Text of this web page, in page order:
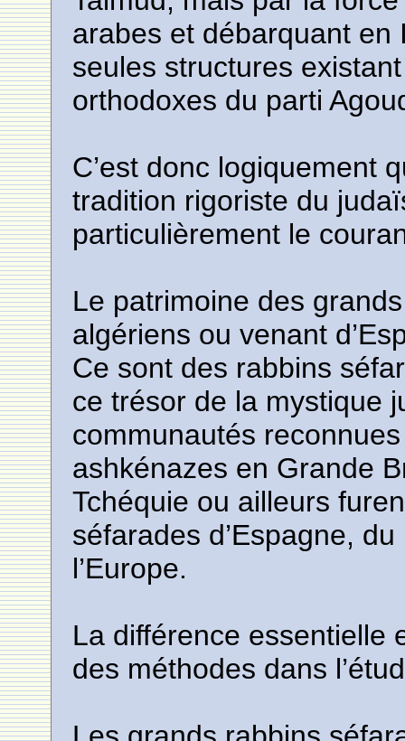
arabes et débarquant en
seules structures
orthodoxes du parti
C’est donc logiquement
tradition rigoriste du
particulièrement le
Le patrimoine des
algériens ou venant
Ce sont des rabbins
ce trésor de la mystique
communautés
ashkénazes en Grande
Tchéquie ou ailleurs
séfarades d’Espagne,
l’Europe.
La différence essentielle
des méthodes dans